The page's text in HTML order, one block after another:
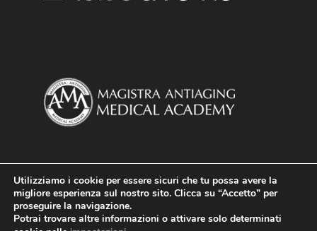
Utilizziamo i cookie per essere sicuri che tu possa avere la
migliore esperienza sul nostro sito. Clicca su “Accetto” per
proseguire la navigazione.
Potrai trovare altre informazioni o attivare solo determinati